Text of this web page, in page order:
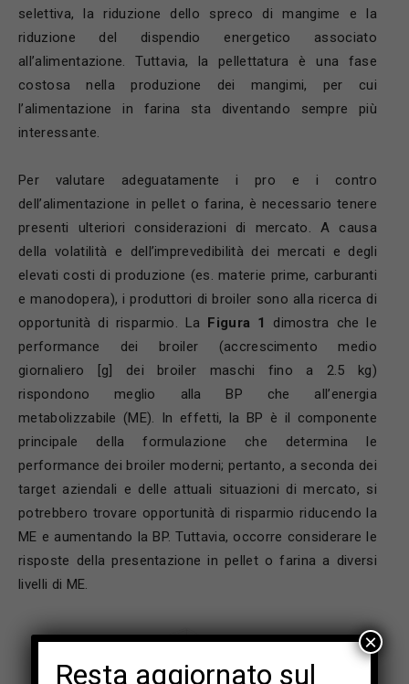
selettiva, la riduzione dello spreco di mangime e la
riduzione del dispendio energetico associato
all’alimentazione. Tuttavia, la pellettatura è una fase
costosa nella produzione dei mangimi, per cui
l’alimentazione in farina sta diventando sempre più
interessante.
Per valutare adeguatamente i pro e i contro
dell’alimentazione in pellet o farina, è necessario tenere
presenti ulteriori considerazioni di mercato. A causa
della volatilità e dell’imprevedibilità dei mercati e degli
elevati costi di produzione (es. materie prime, carburanti
e manodopera), i produttori di broiler sono alla ricerca di
opportunità di risparmio. La Figura 1
dimostra che le
performance dei broiler (accrescimento medio
giornaliero [g] dei broiler maschi fino a 2.5 kg)
rispondono meglio alla BP che all’energia
metabolizzabile (ME). In effetti, la BP è il componente
principale della formulazione che determina le
performance dei broiler moderni; pertanto, a seconda dei
target aziendali e delle attuali situazioni di mercato, si
potrebbero trovare opportunità di risparmio riducendo la
ME e aumentando la BP. Tuttavia, occorre considerare le
risposte della presentazione in pellet o farina a diversi
livelli di ME.
Resta aggiornato sul
×